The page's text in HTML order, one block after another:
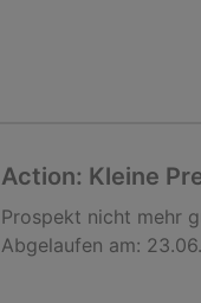
Action: Kleine
Prospekt nicht mehr
Abgelaufen am: